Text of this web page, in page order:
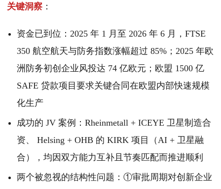
关键洞察 ：
资金已到位：2025 年 1 月至 2026 年 6 月，FTSE
350 航空航天与防务指数涨幅超过 85%；2025 年欧
洲防务初创企业风投达 74 亿欧元；欧盟 1500 亿
SAFE 贷款项目要求关键合同在欧盟内部快速规模
化生产
成功的 JV 案例：Rheinmetall + ICEYE 卫星制造合
资、 Helsing + OHB 的 KIRK 项目（AI + 卫星融
合），均因双方能力互补且节奏匹配而推进顺利
两个被忽视的结构性问题：①审批周期对创新企业